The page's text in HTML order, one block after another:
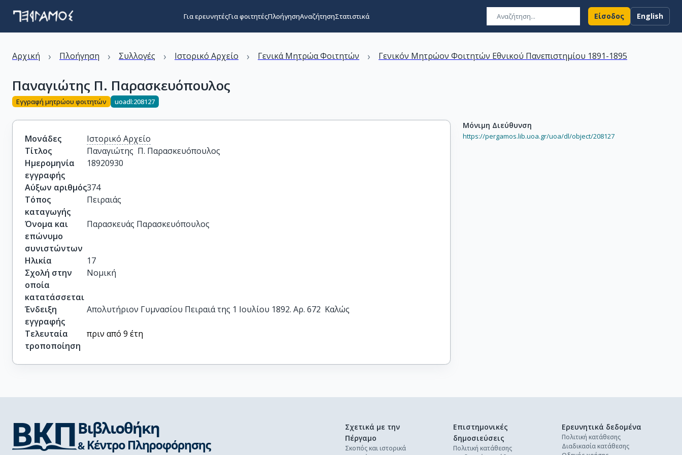
Για ερευνητέςΓια φοιτητέςΠλοήγησηΑναζήτησηΣτατιστικά Είσοδος English
Αρχική › Πλοήγηση › Συλλογές › Ιστορικό Αρχείο › Γενικά Μητρώα Φοιτητών › Γενικόν Μητρώον Φοιτητών Εθνικού Πανεπιστημίου 1891-1895
Παναγιώτης Π. Παρασκευόπουλος
Εγγραφή μητρώου φοιτητών uoadl:208127
Μονάδες
Ιστορικό Αρχείο
Τίτλος
Παναγιώτης  Π. Παρασκευόπουλος
Ημερομηνία
εγγραφής
18920930
Αύξων αριθμός374
Τόπος
καταγωγής
Πειραιάς
Όνομα και
επώνυμο
συνιστώντων
Παρασκευάς Παρασκευόπουλος
Ηλικία
17
Σχολή στην
οποία
κατατάσσεται
Νομική
Ένδειξη
εγγραφής
Απολυτήριον Γυμνασίου Πειραιά της 1 Ιουλίου 1892. Αρ. 672  Καλώς
Τελευταία
τροποποίηση
πριν από 9 έτη
Μόνιμη Διεύθυνση
https://pergamos.lib.uoa.gr/uoa/dl/object/208127
Σχετικά με την
Πέργαμο
Σκοπός και ιστορικά
Επιστημονικές
δημοσιεύσεις
Πολιτική κατάθεσης
Ερευνητικά δεδομένα
Πολιτική κατάθεσης
Διαδικασία κατάθεσης